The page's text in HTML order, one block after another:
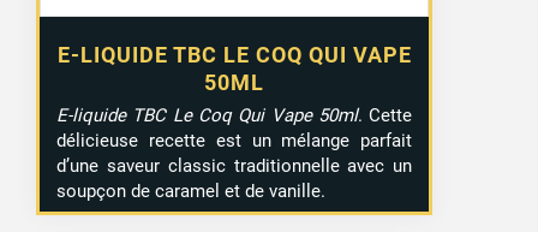
E-LIQUIDE TBC LE COQ QUI VAPE
50ML
E-liquide TBC Le Coq Qui Vape 50ml. Cette
délicieuse recette est un mélange parfait
d’une saveur classic traditionnelle avec un
soupçon de caramel et de vanille.